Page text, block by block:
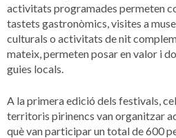
activitats programades permeten
tastets gastronòmics, visites a
culturals o activitats de nit
mateix, permeten posar en valor i
guies locals.
A la primera edició dels festivals,
territoris pirinencs van organitzar
què van participar un total de 600